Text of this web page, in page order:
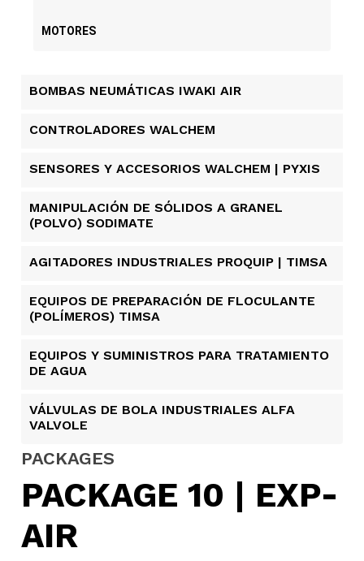
MOTORES
BOMBAS NEUMÁTICAS IWAKI AIR
CONTROLADORES WALCHEM
SENSORES Y ACCESORIOS WALCHEM | PYXIS
MANIPULACIÓN DE SÓLIDOS A GRANEL
(POLVO) SODIMATE
AGITADORES INDUSTRIALES PROQUIP | TIMSA
EQUIPOS DE PREPARACIÓN DE FLOCULANTE
(POLÍMEROS) TIMSA
EQUIPOS Y SUMINISTROS PARA TRATAMIENTO
DE AGUA
VÁLVULAS DE BOLA INDUSTRIALES ALFA
VALVOLE
PACKAGES
PACKAGE 10 | EXP-
AIR